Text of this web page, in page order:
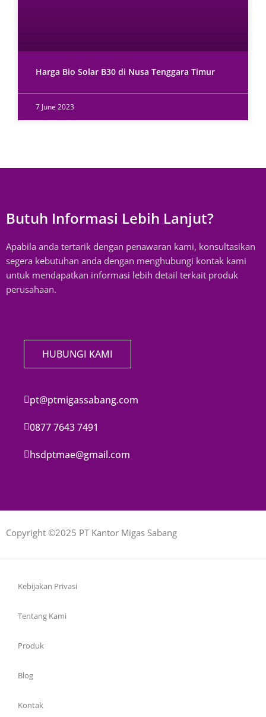
Harga Bio Solar B30 di Nusa Tenggara Timur
7 June 2023
Butuh Informasi Lebih Lanjut?
Apabila anda tertarik dengan penawaran kami, konsultasikan
segera kebutuhan anda dengan menghubungi kontak kami
untuk mendapatkan informasi lebih detail terkait produk
perusahaan.
HUBUNGI KAMI
pt@ptmigassabang.com
0877 7643 7491
hsdptmae@gmail.com
Copyright ©2025 PT Kantor Migas Sabang
Kebijakan Privasi
Tentang Kami
Produk
Blog
Kontak